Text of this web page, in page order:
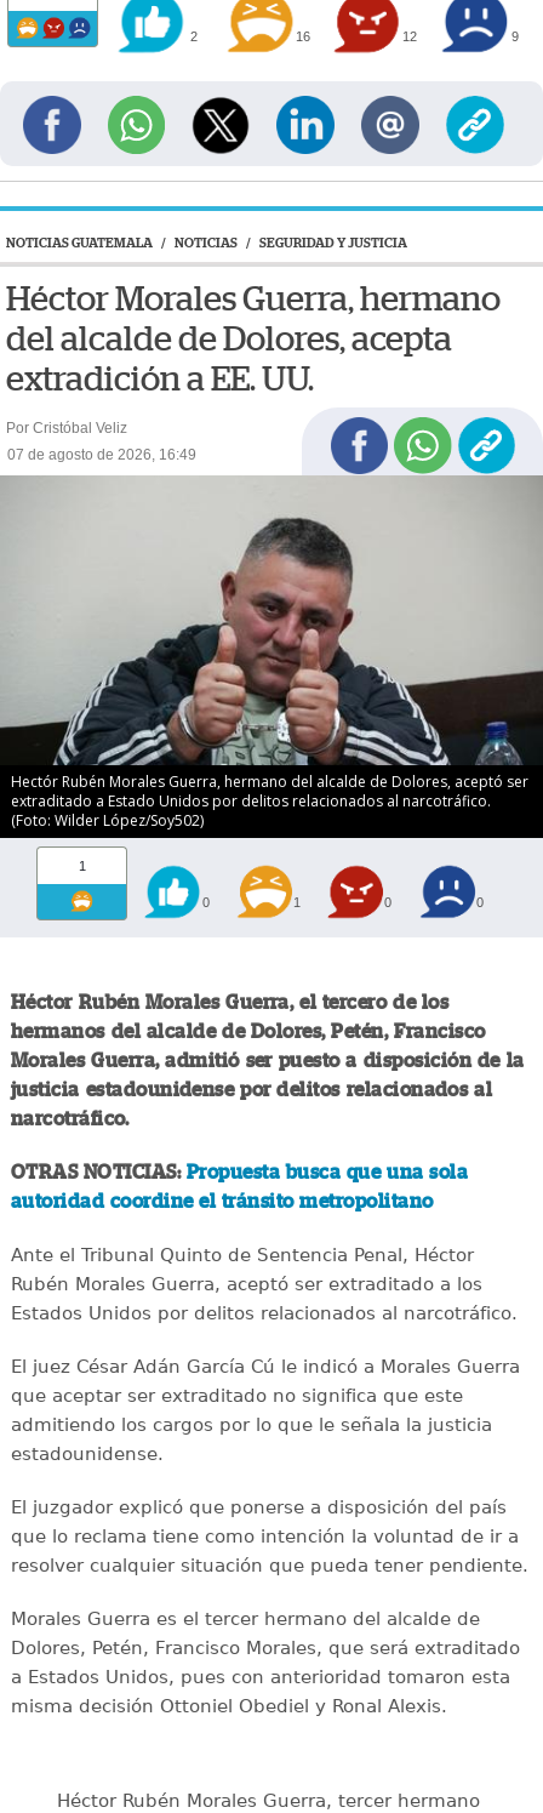
2 16 12 9
NOTICIAS GUATEMALA / NOTICIAS / SEGURIDAD Y JUSTICIA
Héctor Morales Guerra, hermano
del alcalde de Dolores, acepta
extradición a EE. UU.
Por Cristóbal Veliz
07 de agosto de 2026, 16:49
Hectór Rubén Morales Guerra, hermano del alcalde de Dolores, aceptó ser
extraditado a Estado Unidos por delitos relacionados al narcotráfico.
(Foto: Wilder López/Soy502)
1
0 1 0 0
Héctor Rubén Morales Guerra, el tercero de los
hermanos del alcalde de Dolores, Petén, Francisco
Morales Guerra, admitió ser puesto a disposición de la
justicia estadounidense por delitos relacionados al
narcotráfico.
OTRAS NOTICIAS: Propuesta busca que una sola
autoridad coordine el tránsito metropolitano
Ante el Tribunal Quinto de Sentencia Penal, Héctor
Rubén Morales Guerra, aceptó ser extraditado a los
Estados Unidos por delitos relacionados al narcotráfico.
El juez César Adán García Cú le indicó a Morales Guerra
que aceptar ser extraditado no significa que este
admitiendo los cargos por lo que le señala la justicia
estadounidense.
El juzgador explicó que ponerse a disposición del país
que lo reclama tiene como intención la voluntad de ir a
resolver cualquier situación que pueda tener pendiente.
Morales Guerra es el tercer hermano del alcalde de
Dolores, Petén, Francisco Morales, que será extraditado
a Estados Unidos, pues con anterioridad tomaron esta
misma decisión Ottoniel Obediel y Ronal Alexis.
Héctor Rubén Morales Guerra, tercer hermano